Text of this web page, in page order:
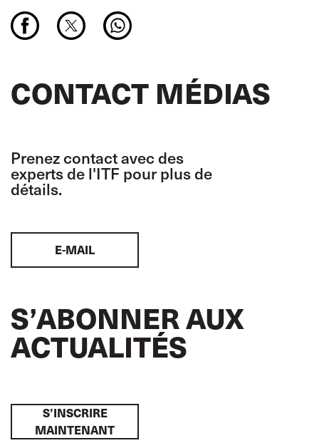
CONTACT MÉDIAS
Prenez contact avec des
experts de l'ITF pour plus de
détails.
E-MAIL
S’ABONNER AUX
ACTUALITÉS
S’INSCRIRE
MAINTENANT